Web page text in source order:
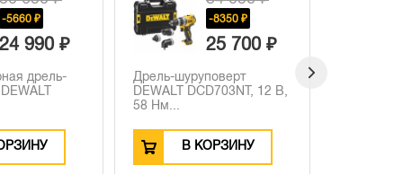
-5660 ₽
24 990 ₽
дрель-
-8350 ₽
25 700 ₽
Дрель-шуруповерт
DEWALT DCD703NT, 12 В,
58 Нм...
В КОРЗИНУ